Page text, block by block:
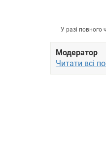
У разі повного
Модератор
Читати всі